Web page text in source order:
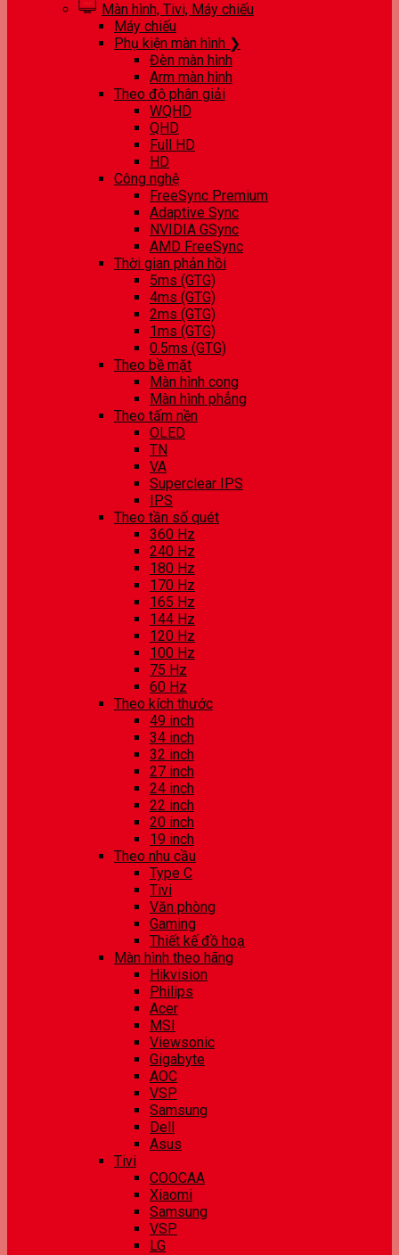
Màn hình, Tivi, Máy chiếu
Máy chiếu
Phụ kiện màn hình ❯
Đèn màn hình
Arm màn hình
Theo độ phân giải
WQHD
QHD
Full HD
HD
Công nghệ
FreeSync Premium
Adaptive Sync
NVIDIA GSync
AMD FreeSync
Thời gian phản hồi
5ms (GTG)
4ms (GTG)
2ms (GTG)
1ms (GTG)
0.5ms (GTG)
Theo bề mặt
Màn hình cong
Màn hình phẳng
Theo tấm nền
OLED
TN
VA
Superclear IPS
IPS
Theo tần số quét
360 Hz
240 Hz
180 Hz
170 Hz
165 Hz
144 Hz
120 Hz
100 Hz
75 Hz
60 Hz
Theo kích thước
49 inch
34 inch
32 inch
27 inch
24 inch
22 inch
20 inch
19 inch
Theo nhu cầu
Type C
Tivi
Văn phòng
Gaming
Thiết kế đồ hoạ
Màn hình theo hãng
Hikvision
Philips
Acer
MSI
Viewsonic
Gigabyte
AOC
VSP
Samsung
Dell
Asus
Tivi
COOCAA
Xiaomi
Samsung
VSP
LG